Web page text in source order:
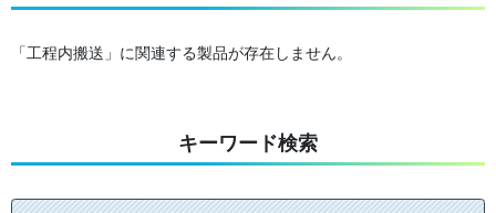
「工程内搬送」に関連する製品が存在しません。
キーワード検索